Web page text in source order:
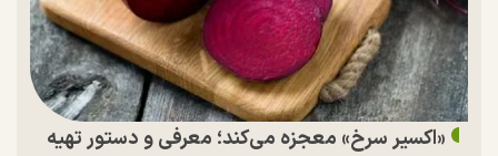
«اکسیر سرخ» معجزه می‌کند؛ معرفی و دستور تهیه